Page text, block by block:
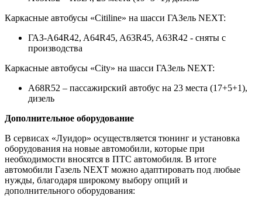
Каркасные автобусы «Citiline» на шасси ГАЗель NEXT:
ГАЗ-A64R42, A64R45, A63R45, A63R42 - сняты с
производства
Каркасные автобусы «City» на шасси ГАЗель NEXT:
A68R52 – пассажирский автобус на 23 места (17+5+1),
дизель
Дополнительное оборудование
В сервисах «Луидор» осуществляется тюнинг и установка
оборудования на новые автомобили, которые при
необходимости вносятся в ПТС автомобиля. В итоге
автомобили Газель NEXT можно адаптировать под любые
нужды, благодаря широкому выбору опций и
дополнительного оборудования: